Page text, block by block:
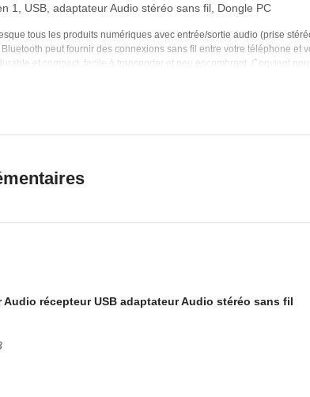
1, USB, adaptateur Audio stéréo sans fil, Dongle PC
tous les produits numériques avec entrée/sortie audio (prise
Bluetooth peut fournir des connexions sans fil entre votre téléphone et
et compact, facile à transporter et peu encombrant. Convient
indique le mode émetteur.
pour un son stéréo haute fidélité, diffusion de contenu sans décalage
Bluetooth 5.0 avancée, offre une portée sans fil longue
récepteur USB adaptateur Audio stéréo sans fil